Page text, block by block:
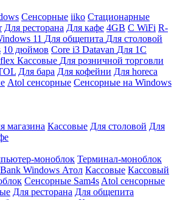
Сенсорные iiko Стационарные
Для ресторана Для кафе 4GB С WiFi R-
11 Для общепита Для столовой
10 дюймов Core i3 Datavan Для 1С
Кассовые Для розничной торговли
Для бара Для кофейни Для horeca
Atol сенсорные Сенсорные на Windows
магазина Кассовые Для столовой Для
моноблок Терминал-моноблок
Windows Атол Кассовые Кассовый
Сенсорные Sam4s Atol сенсорные
Для ресторана Для общепита